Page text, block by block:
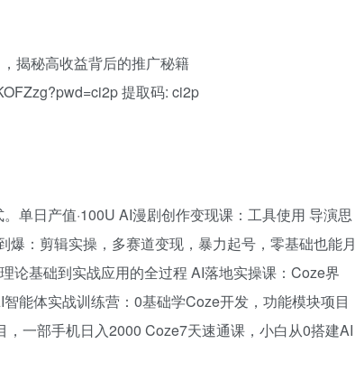
揭秘高收益背后的推广秘籍
提取码: ci2p
单日产值·100U AI漫剧创作变现课：工具使用 导演思
：剪辑实操，多赛道变现，暴力起号，零基础也能月
论基础到实战应用的全过程 AI落地实操课：Coze界
能体实战训练营：0基础学Coze开发，功能模块项目
一部手机日入2000 Coze7天速通课，小白从0搭建AI